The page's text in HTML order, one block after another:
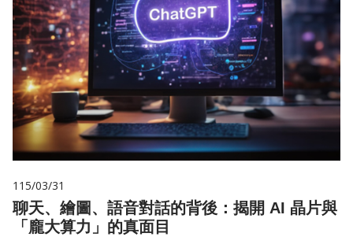
115/03/31
聊天、繪圖、語音對話的背後：揭開 AI 晶片與
「龐大算力」的真面目